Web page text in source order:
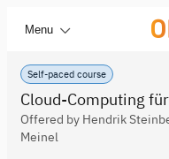
Menu
Self-paced course
Cloud-Computing
Offered by Hendrik
Meinel